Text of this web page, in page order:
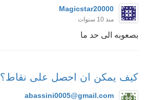
Magicstar20000
منذ 10 سنوات
بصعوبه الى حد ما
كيف يمكن ان احصل على نقاط؟
abassini0005@gmail.com